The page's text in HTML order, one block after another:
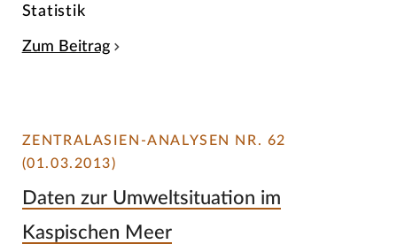
Statistik
Zum Beitrag
ZENTRALASIEN-ANALYSEN NR. 62
(01.03.2013)
Daten zur Umweltsituation im
Kaspischen Meer